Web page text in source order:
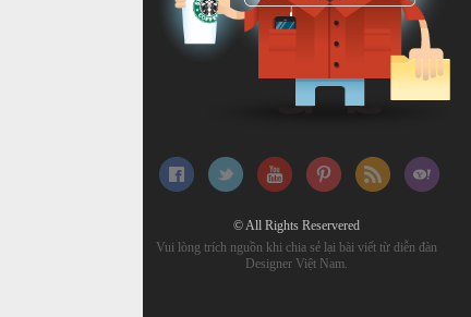
© All Rights Reservered
Vui lòng trích nguồn khi chia sẻ lại bài viết từ diễn đàn
Designer Việt Nam.